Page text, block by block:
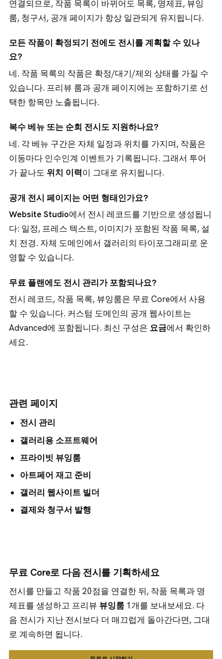
연결되므로, 작품 목록이 바뀌어도 목록, 명제표, 뷰잉
룸, 청구서, 공개 페이지가 항상 일관되게 유지됩니다.
모든 작품이 확정되기 전에도 전시를 계획할 수 있나
요?
네. 작품 목록의 작품은 확정/대기/제외 상태를 가질 수
있습니다. 프리뷰 룸과 공개 페이지에는 포함하기로 선
택한 항목만 노출됩니다.
복수 베뉴 또는 순회 전시도 지원하나요?
네. 각 베뉴 구간은 자체 일정과 위치를 가지며, 작품은
이동마다 인수인계 이벤트가 기록됩니다. 그래서 투어
가 끝나도 위치 이력이 그대로 유지됩니다.
공개 전시 페이지는 어떤 형태인가요?
Website Studio에서 전시 레코드를 기반으로 생성됩니
다: 일정, 프레스 텍스트, 이미지가 포함된 작품 목록, 설
치 전경. 자체 도메인에서 갤러리의 타이포그래피로 운
영할 수 있습니다.
무료 플랜에도 전시 관리가 포함되나요?
전시 레코드, 작품 목록, 뷰잉룸은 무료 Core에서 사용
할 수 있습니다. 커스텀 도메인의 공개 웹사이트는
Advanced에 포함됩니다. 최신 구성은 요금에서 확인하
세요.
관련 페이지
전시 관리
갤러리용 소프트웨어
프라이빗 뷰잉룸
아트페어 재고 준비
갤러리 웹사이트 빌더
결제와 청구서 발행
무료 Core로 다음 전시를 기획하세요
전시를 만들고 작품 20점을 연결한 뒤, 작품 목록과 명
제표를 생성하고 프리뷰 뷰잉룸 1개를 보내보세요. 다
음 전시가 지난 전시보다 더 매끄럽게 돌아간다면, 그대
로 계속하면 됩니다.